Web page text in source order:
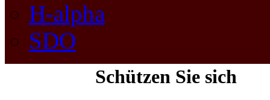
H-alpha
SDO
Schützen Sie sich